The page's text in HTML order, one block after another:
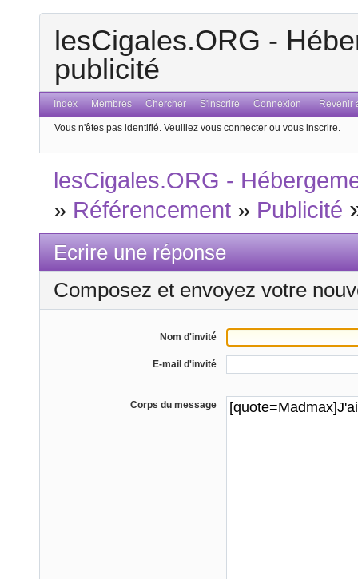
lesCigales.ORG -
publicité
Index Membres Chercher S'inscrire Connexion Revenir
Vous n'êtes pas identifié. Veuillez vous connecter ou vous inscrire.
lesCigales.ORG -
» Référencement » Publicité
Ecrire une réponse
Composez et envoyez votre
Nom d'invité
E-mail d'invité
Corps du message